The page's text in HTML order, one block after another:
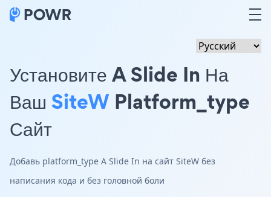
Установите A Slide In На
Ваш SiteW Platform_type
Сайт
Добавь platform_type A Slide In на сайт SiteW без
написания кода и без головной боли